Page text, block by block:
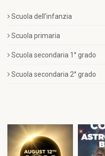
Scuola dell’infanzia
Scuola primaria
Scuola secondaria 1° grado
Scuola secondaria 2° grado